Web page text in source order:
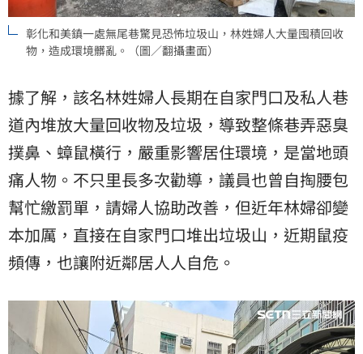
彰化和美鎮一處無尾巷驚見恐怖垃圾山，林姓婦人大量囤積回收
物，造成環境髒亂。（圖／翻攝畫面）
據了解，該名林姓婦人長期在自家門口及私人巷
道內堆放大量回收物及垃圾，導致整條巷弄惡臭
撲鼻、蟑鼠橫行，嚴重影響居住環境，是當地頭
痛人物。不只里長多次勸導，議員也曾自掏腰包
幫忙繳罰單，請婦人協助改善，但近年林婦卻變
本加厲，直接在自家門口堆出垃圾山，近期鼠疫
頻傳，也讓附近鄰居人人自危。